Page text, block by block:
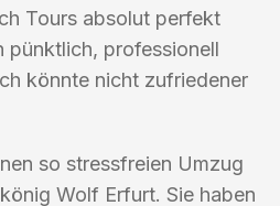
Tours absolut perfekt
pünktlich, professionell
könnte nicht zufriedener
so stressfreien Umzug
Wolf Erfurt. Sie haben